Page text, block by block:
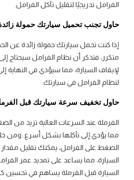
الفرامل تدريجيًا لتقليل تآكل الفرامل.
حاول تجنب تحميل سيارتك حمولة
إذا كنت تحمل سيارتك حمولة زائدة عن
متكرر، فتذكر أن نظام الفرامل سيحتاج
لإيقاف السيارة، مما سيؤدي في النهاية
لنظام الفرامل في سيارتك.
حاول تخفيف سرعة سيارتك قبل
الفرملة عند السرعات العالية تزيد من
مما يؤدي إلى تآكلها بشكل أسرع. ومن
الضغط على الفرامل، يمكنك تقليل مقدار
السيارة، مما يساعد على تمديد عمر
السيارة قبل الفرملة يساهم في تحسين